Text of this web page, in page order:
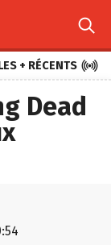

+ RÉCENTS 
Dead